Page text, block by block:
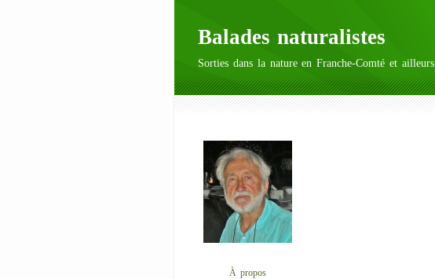
Balades naturalistes
Sorties dans la nature en Franche-Comté et ailleurs
À propos